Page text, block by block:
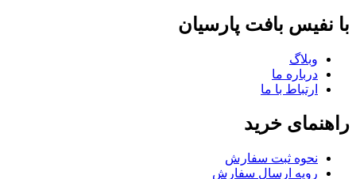
با نفیس بافت پارسیان
وبلاگ
درباره ما
ارتباط با ما
راهنمای خرید
نحوه ثبت سفارش
رویه ارسال سفارش